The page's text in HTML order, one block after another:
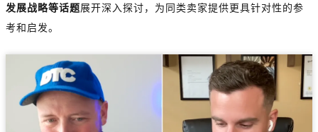
发展战略等话题展开深入探讨，为同类卖家提供更具针对性的参
考和启发。